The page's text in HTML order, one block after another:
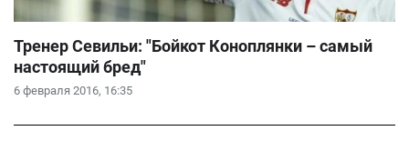
6 февраля 2016, 16:35
Тренер Севильи: "Бойкот Коноплянки – самый
настоящий бред"